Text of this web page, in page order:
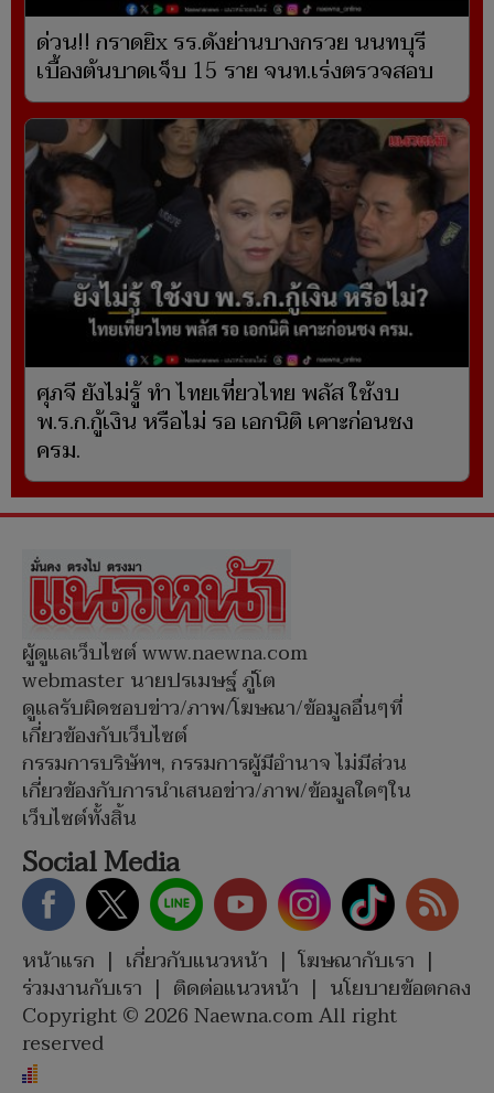
ด่วน!! กราดยิx รร.ดังย่านบางกรวย นนทบุรี
เบื้องต้นบาดเจ็บ 15 ราย จนท.เร่งตรวจสอบ
ศุภจี ยังไม่รู้ ทำ ไทยเที่ยวไทย พลัส ใช้งบ
พ.ร.ก.กู้เงิน หรือไม่ รอ เอกนิติ เคาะก่อนชง
ครม.
ผู้ดูแลเว็บไซต์ www.naewna.com
webmaster นายปรเมษฐ์ ภู่โต
ดูแลรับผิดชอบข่าว/ภาพ/โฆษณา/ข้อมูลอื่นๆที่
เกี่ยวข้องกับเว็บไซต์
กรรมการบริษัทฯ, กรรมการผู้มีอำนาจ ไม่มีส่วน
เกี่ยวข้องกับการนำเสนอข่าว/ภาพ/ข้อมูลใดๆใน
เว็บไซต์ทั้งสิ้น
Social Media
หน้าแรก | เกี่ยวกับแนวหน้า | โฆษณากับเรา |
ร่วมงานกับเรา | ติดต่อแนวหน้า | นโยบายข้อตกลง
Copyright © 2026 Naewna.com All right
reserved